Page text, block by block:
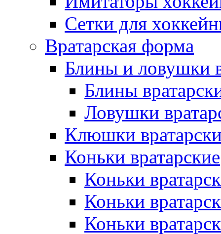
Сетки для
Вратарская форма
Блины и ловушки
Блины
Ловушки
Клюшки
Коньки вратарские
Коньки
Коньки
Коньки